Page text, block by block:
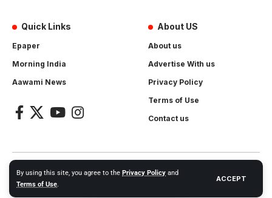
By using this site, you agree to the Privacy Policy and
Terms of Use.
ACCEPT
Quick Links
Epaper
Morning India
Aawami News
About US
About us
Advertise With us
Privacy Policy
Terms of Use
Contact us
2024- All Rights Reserved.Live 7 tv. Website Created by and